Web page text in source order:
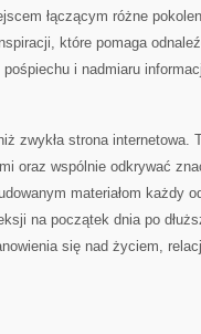
łączącym różne
które pomaga
i nadmiaru
zwykła strona internetowa.
oraz wspólnie odkrywać
materiałom każdy
na początek dnia po
się nad życiem,